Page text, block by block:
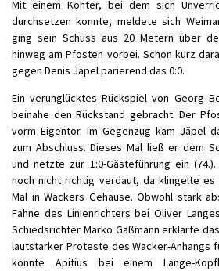
Mit einem Konter, bei dem sich
durchsetzen konnte, meldete sich
ging sein Schuss aus 20 Metern über
hinweg am Pfosten vorbei. Schon kurz
gegen Denis Jäpel parierend das 0:0.
Ein verunglücktes Rückspiel von Georg
beinahe den Rückstand gebracht. Der
vorm Eigentor. Im Gegenzug kam Jäpel
zum Abschluss. Dieses Mal ließ er dem
und netzte zur 1:0-Gästeführung ein
noch nicht richtig verdaut, da klingelte es
Mal in Wackers Gehäuse. Obwohl stark
Fahne des Linienrichters bei Oliver
Schiedsrichter Marko Gaßmann erklärte
lautstarker Proteste des Wacker-Anhangs
konnte Apitius bei einem Lange-